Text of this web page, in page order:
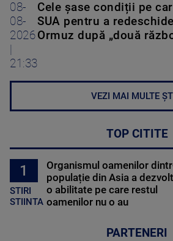
08-
08-
2026
21:33
Cele șase condiții pe
SUA pentru a
Ormuz după „două
VEZI MAI MULTE
TOP CITITE
1
STIRI
STIINTA
Organismul oamenilor
populație din Asia a
o abilitate pe care restul
oamenilor nu o au
PARTENERI